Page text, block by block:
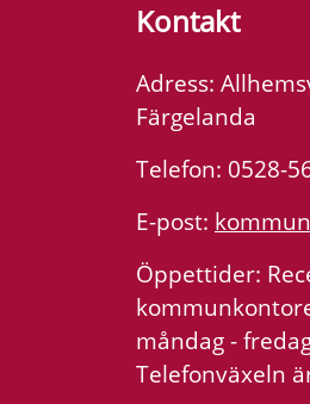
Kontakt
Adress:
Färgelanda
Telefon: 0528-
E-post:
Öppettider:
måndag -
Telefonväxeln